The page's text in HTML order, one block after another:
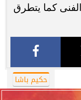
كما يتطرق
حكيم باشا